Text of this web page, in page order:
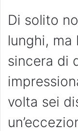
Di solito
lunghi, ma
sincera di
volta sei